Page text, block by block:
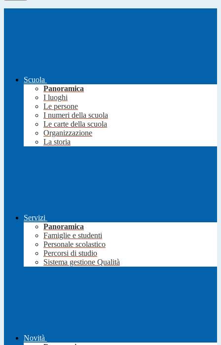
Scuola
Panoramica
I luoghi
Le persone
I numeri della scuola
Le carte della scuola
Organizzazione
La storia
Servizi
Panoramica
Famiglie e studenti
Personale scolastico
Percorsi di studio
Sistema gestione Qualità
Novità